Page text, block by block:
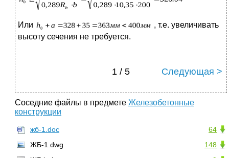
Или
, т.е. увеличивать
высоту сечения не требуется.
1 / 5 Следующая >
Соседние файлы в предмете Железобетонные
конструкции
64
жб-1.doc
148
ЖБ-1.dwg